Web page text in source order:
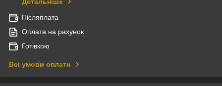
Детальніше
Післяплата
Оплата на рахунок
Готівкою
Всі умови оплати